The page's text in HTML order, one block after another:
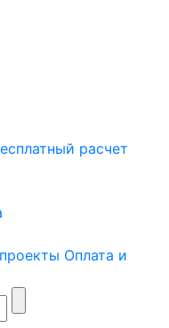
расчет
Оплата и